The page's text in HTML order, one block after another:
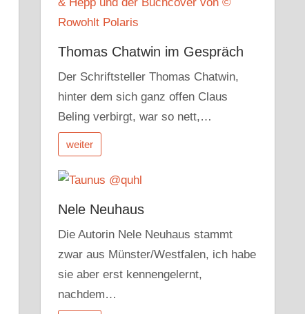
Thomas Chatwin im Gespräch
Der Schriftsteller Thomas Chatwin,
hinter dem sich ganz offen Claus
Beling verbirgt, war so nett,…
weiter
Nele Neuhaus
Die Autorin Nele Neuhaus stammt
zwar aus Münster/Westfalen, ich habe
sie aber erst kennengelernt,
nachdem…